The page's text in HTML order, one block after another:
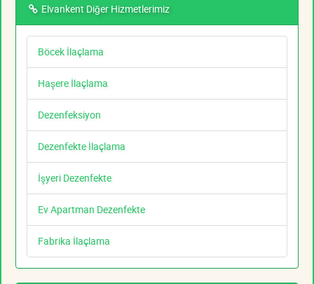
Elvankent Diğer Hizmetlerimiz
Böcek İlaçlama
Haşere İlaçlama
Dezenfeksiyon
Dezenfekte İlaçlama
İşyeri Dezenfekte
Ev Apartman Dezenfekte
Fabrika İlaçlama